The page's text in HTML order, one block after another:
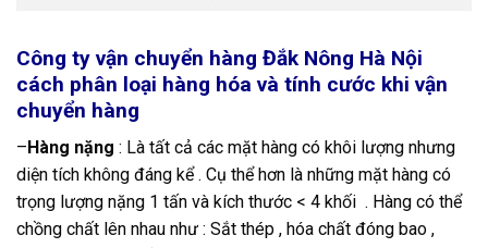
Công tyvận chuyển hàng Đắk Nông Hà Nội
cách phân loại hàng hóa và tính cước khi vận
chuyển hàng
– Hàng nặng : Là tất cả các mặt hàng có khôi lượng nhưng
diện tích không đáng kể . Cụ thể hơn là những mặt hàng có
trọng lượng nặng 1 tấn và kích thước < 4 khối . Hàng có thể
chồng chất lên nhau như : Sắt thép , hóa chất đóng bao ,